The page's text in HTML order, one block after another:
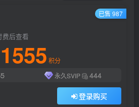
费后查看
1555 积分
永久SVIP 444
登录购买
已售 987